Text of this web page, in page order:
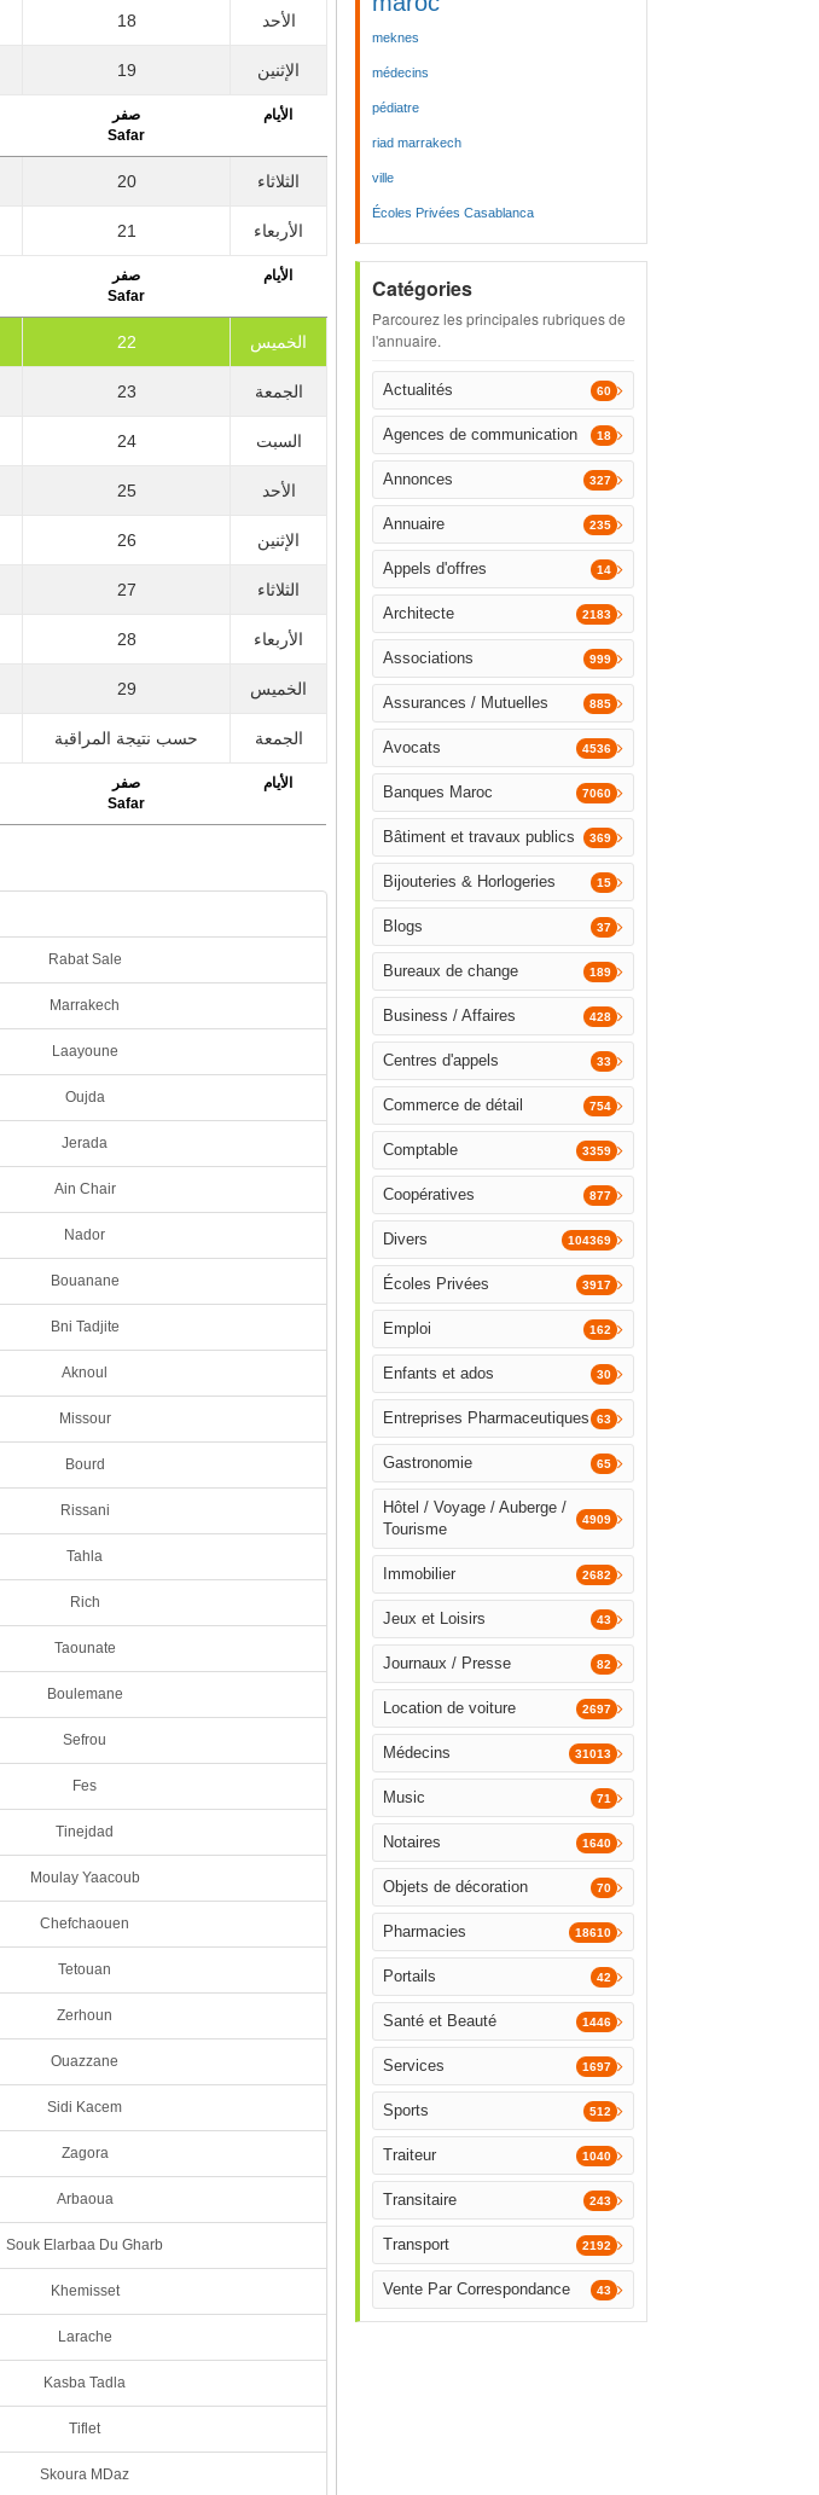
الأحد 18
الإثنين 19
الأيام
صفر
Safar
الثلاثاء 20
الأربعاء 21
الأيام
صفر
Safar
الخميس 22
الجمعة 23
السبت 24
الأحد 25
الإثنين 26
الثلاثاء 27
الأربعاء 28
الخميس 29
الجمعة حسب نتيجة المراقبة
الأيام
صفر
Safar
Rabat Sale
Marrakech
Laayoune
Oujda
Jerada
Ain Chair
Nador
Bouanane
Bni Tadjite
Aknoul
Missour
Bourd
Rissani
Tahla
Rich
Taounate
Boulemane
Sefrou
Fes
Tinejdad
Moulay Yaacoub
Chefchaouen
Tetouan
Zerhoun
Ouazzane
Sidi Kacem
Zagora
Arbaoua
Souk Elarbaa Du Gharb
Khemisset
Larache
Kasba Tadla
Tiflet
Skoura MDaz
meknes
médecins
pédiatre
riad marrakech
ville
Écoles Privées Casablanca
Catégories
Parcourez les principales rubriques de
l'annuaire.
Actualités 60
Agences de communication 18
Annonces 327
Annuaire 235
Appels d'offres 14
Architecte 2183
Associations 999
Assurances / Mutuelles 885
Avocats 4536
Banques Maroc 7060
Bâtiment et travaux publics 369
Bijouteries & Horlogeries 15
Blogs 37
Bureaux de change 189
Business / Affaires 428
Centres d'appels 33
Commerce de détail 754
Comptable 3359
Coopératives 877
Divers 104369
Écoles Privées 3917
Emploi 162
Enfants et ados 30
Entreprises Pharmaceutiques 63
Gastronomie 65
Hôtel / Voyage / Auberge /
Tourisme
4909
Immobilier 2682
Jeux et Loisirs 43
Journaux / Presse 82
Location de voiture 2697
Médecins 31013
Music 71
Notaires 1640
Objets de décoration 70
Pharmacies 18610
Portails 42
Santé et Beauté 1446
Services 1697
Sports 512
Traiteur 1040
Transitaire 243
Transport 2192
Vente Par Correspondance 43